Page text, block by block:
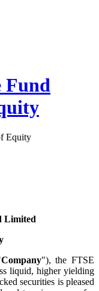
Fund
Equity
Limited
Company"), the FTSE
liquid, higher yielding
securities is pleased